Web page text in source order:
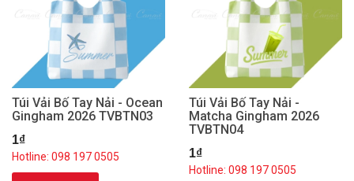
Túi Vải Bố Tay Nải - Ocean
Gingham 2026 TVBTN03
1₫
Hotline: 098 197 0505
Túi Vải Bố Tay Nải -
Matcha Gingham 2026
TVBTN04
1₫
Hotline: 098 197 0505